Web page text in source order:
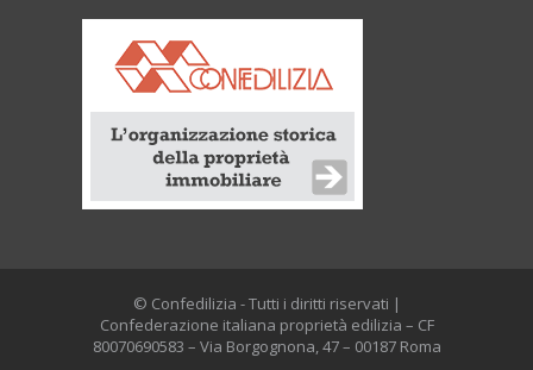
© Confedilizia - Tutti i diritti riservati |
Confederazione italiana proprietà edilizia – CF
80070690583 – Via Borgognona, 47 – 00187 Roma